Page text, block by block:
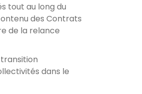
tout au long du
des Contrats
de la relance
dans le